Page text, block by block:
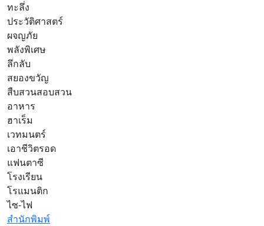
ทะลึ่ง
ประวัติศาสตร์
ผจญภัย
พลังพิเศษ
ลึกลับ
สยองขวัญ
สืบสวนสอบสวน
อาหาร
ฮาเร็ม
เวทมนตร์
เอาชีวิตรอด
แฟนตาซี
โรงเรียน
โรแมนติก
ไซ-ไฟ
สำนักพิมพ์